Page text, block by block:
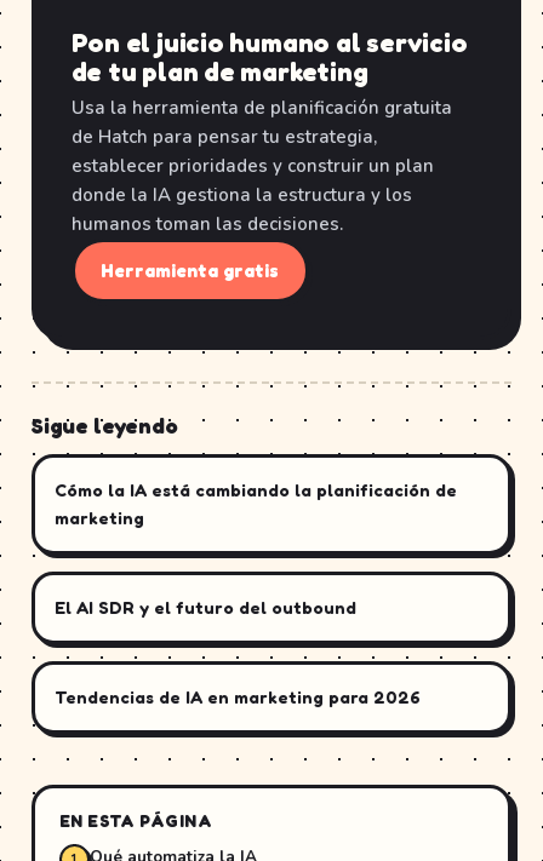
Pon el juicio humano al servicio
de tu plan de marketing
Usa la herramienta de planificación gratuita
de Hatch para pensar tu estrategia,
establecer prioridades y construir un plan
donde la IA gestiona la estructura y los
humanos toman las decisiones.
Herramienta gratis
Sigue leyendo
Cómo la IA está cambiando la planificación de
marketing
El AI SDR y el futuro del outbound
Tendencias de IA en marketing para 2026
EN ESTA PÁGINA